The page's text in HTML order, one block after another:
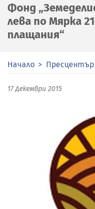
Фонд
лева по Мярка
плащания“
Начало Пресцентър
17 Декември 2015